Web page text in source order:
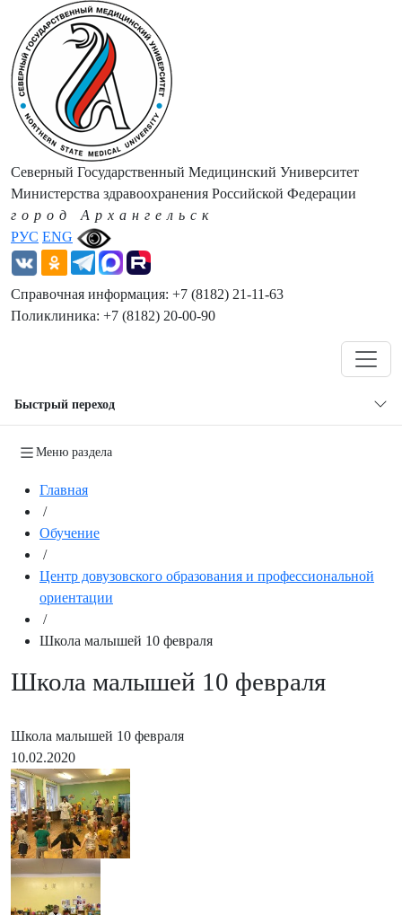
РУС ENG
Северный Государственный Медицинский Университет
Министерства здравоохранения Российской Федерации
город Архангельск
Справочная информация: +7 (8182) 21-11-63
Поликлиника: +7 (8182) 20-00-90
Быстрый переход
Меню раздела
Главная
/
Обучение
/
Центр довузовского образования и профессиональной
ориентации
/
Школа малышей 10 февраля
Школа малышей 10 февраля
Школа малышей 10 февраля
10.02.2020